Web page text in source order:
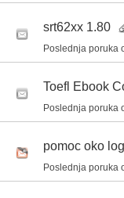
srt62xx 1.80
Poslednja poruka
Toefl Ebook
Poslednja poruka
pomoc oko
Poslednja poruka